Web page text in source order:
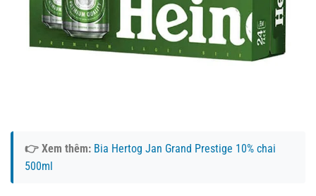
👉 Xem thêm: Bia Hertog Jan Grand Prestige 10% chai
500ml